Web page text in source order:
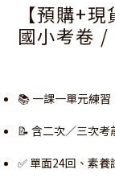
【預購+
國小考卷
📚 一課一單元練
📝 含二次／三次
✅ 單面24回、素